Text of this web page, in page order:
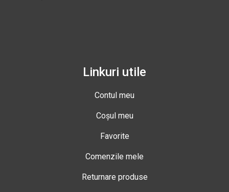
Linkuri utile
Contul meu
Coșul meu
Favorite
Comenzile mele
Returnare produse